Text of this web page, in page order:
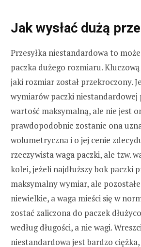
Jak wysłać dużą
Przesyłka niestandardowa to
paczka dużego rozmiaru.
jaki rozmiar został przekroczony.
wymiarów paczki niestandardowej
wartość maksymalną, ale nie jest
prawdopodobnie zostanie ona
wolumetryczna i o jej cenie
rzeczywista waga paczki, ale tzw.
kolei, jeżeli najdłuższy bok paczki
maksymalny wymiar, ale
niewielkie, a waga mieści się w
zostać zaliczona do paczek
według długości, a nie wagi.
niestandardowa jest bardzo